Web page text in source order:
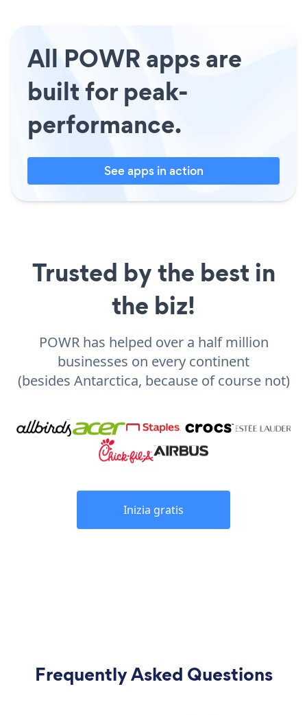
All POWR apps are
built for peak-
performance.
See apps in action
Trusted by the best in
the biz!
POWR has helped over a half million
businesses on every continent
(besides Antarctica, because of course not)
Inizia gratis
Frequently Asked Questions